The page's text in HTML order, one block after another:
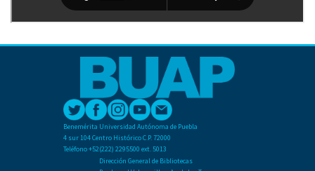
Benemérita Universidad Autónoma de Puebla
4 sur 104 Centro Histórico C.P. 72000
Teléfono +52(222) 2295500 ext. 5013
Dirección General de Bibliotecas